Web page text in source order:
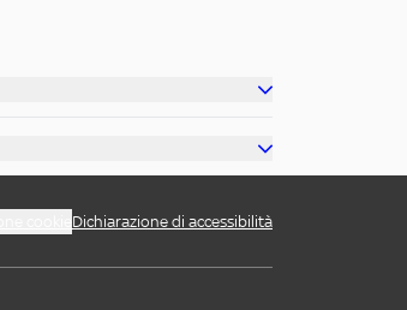
Dichiarazione di accessibilità